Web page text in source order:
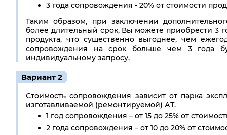
3 года cопровождения - 20% от стоимости
Таким образом, при заключении
более длительный срок, Вы можете приобрести 3
продукта, что существенно выгоднее, чем
сопровождения на срок больше чем 3 года
индивидуальному запросу.
Вариант 2
Стоимость cопровождения зависит от парка
изготавливаемой (ремонтируемой) АТ.
1 год cопровождения – от 15 до 25% от
2 года cопровождения – от 10 до 20% от